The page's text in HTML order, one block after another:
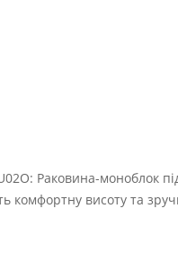
Раковина-моноблок
висоту та